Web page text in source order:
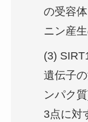
の受容
ニン産
(3)
遺伝子
ンパク
3点に対